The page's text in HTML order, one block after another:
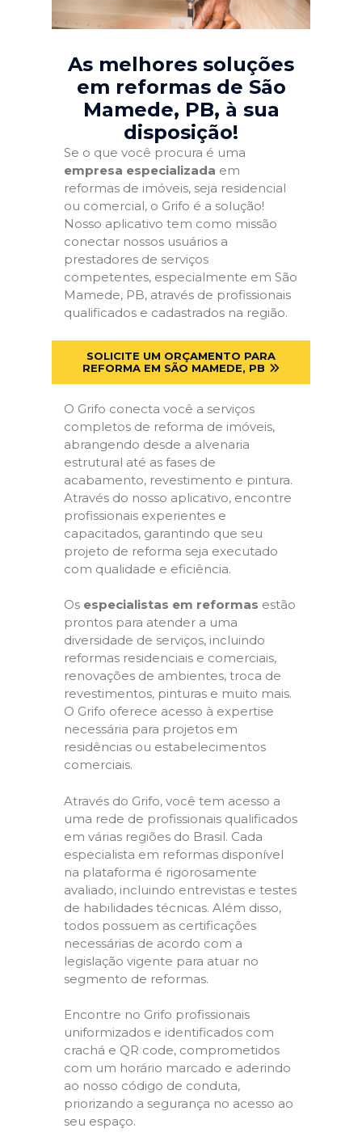
As melhores soluções
em reformas de São
Mamede, PB, à sua
disposição!
Se o que você procura é uma
empresa especializada em
reformas de imóveis, seja residencial
ou comercial, o Grifo é a solução!
Nosso aplicativo tem como missão
conectar nossos usuários a
prestadores de serviços
competentes, especialmente em São
Mamede, PB, através de profissionais
qualificados e cadastrados na região.
SOLICITE UM ORÇAMENTO PARA
REFORMA EM SÃO MAMEDE, PB
O Grifo conecta você a serviços
completos de reforma de imóveis,
abrangendo desde a alvenaria
estrutural até as fases de
acabamento, revestimento e pintura.
Através do nosso aplicativo, encontre
profissionais experientes e
capacitados, garantindo que seu
projeto de reforma seja executado
com qualidade e eficiência.
Os especialistas em reformas estão
prontos para atender a uma
diversidade de serviços, incluindo
reformas residenciais e comerciais,
renovações de ambientes, troca de
revestimentos, pinturas e muito mais.
O Grifo oferece acesso à expertise
necessária para projetos em
residências ou estabelecimentos
comerciais.
Através do Grifo, você tem acesso a
uma rede de profissionais qualificados
em várias regiões do Brasil. Cada
especialista em reformas disponível
na plataforma é rigorosamente
avaliado, incluindo entrevistas e testes
de habilidades técnicas. Além disso,
todos possuem as certificações
necessárias de acordo com a
legislação vigente para atuar no
segmento de reformas.
Encontre no Grifo profissionais
uniformizados e identificados com
crachá e QR code, comprometidos
com um horário marcado e aderindo
ao nosso código de conduta,
priorizando a segurança no acesso ao
seu espaço.